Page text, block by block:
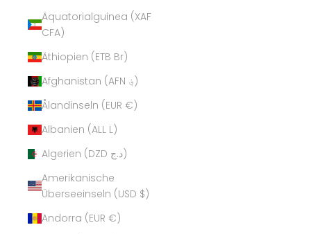
Äquatorialguinea (XAF
CFA)
Äthiopien (ETB Br)
Afghanistan (AFN ؋)
Ålandinseln (EUR €)
Albanien (ALL L)
Algerien (DZD د.ج)
Amerikanische
Überseeinseln (USD $)
Andorra (EUR €)